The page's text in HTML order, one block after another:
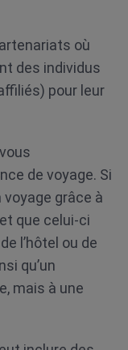
où
des individus
pour leur
de voyage. Si
grâce à
que celui-ci
l’hôtel ou de
qu’un
mais à une